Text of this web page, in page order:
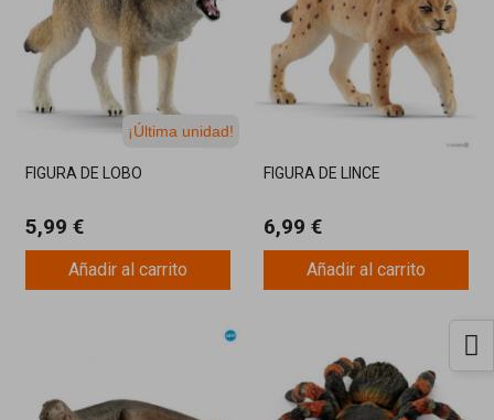
¡Última unidad!
FIGURA DE LOBO
5,99 €
Añadir al carrito
FIGURA DE LINCE
6,99 €
Añadir al carrito